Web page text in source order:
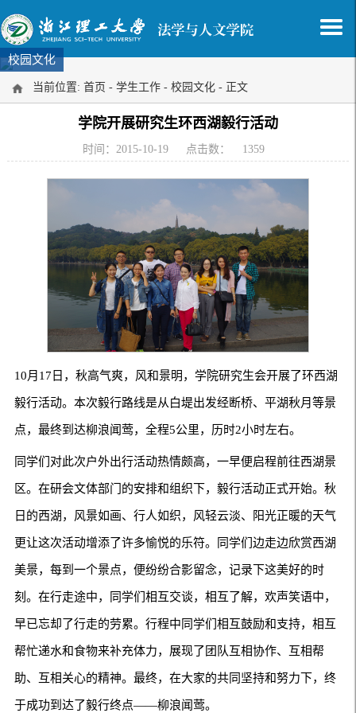
校园文化
当前位置: 首页 - 学生工作 - 校园文化 - 正文
学院开展研究生环西湖毅行活动
时间：2015-10-19 点击数： 1359
10月17日，秋高气爽，风和景明，学院研究生会开展了环西湖
毅行活动。本次毅行路线是从白堤出发经断桥、平湖秋月等景
点，最终到达柳浪闻莺，全程5公里，历时2小时左右。
同学们对此次户外出行活动热情颇高，一早便启程前往西湖景
区。在研会文体部门的安排和组织下，毅行活动正式开始。秋
日的西湖，风景如画、行人如织，风轻云淡、阳光正暖的天气
更让这次活动增添了许多愉悦的乐符。同学们边走边欣赏西湖
美景，每到一个景点，便纷纷合影留念，记录下这美好的时
刻。在行走途中，同学们相互交谈，相互了解，欢声笑语中，
早已忘却了行走的劳累。行程中同学们相互鼓励和支持，相互
帮忙递水和食物来补充体力，展现了团队互相协作、互相帮
助、互相关心的精神。最终，在大家的共同坚持和努力下，终
于成功到达了毅行终点——柳浪闻莺。